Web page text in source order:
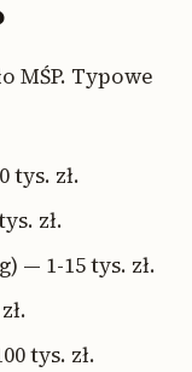
MŚP. Typowe
tys. zł.
zł.
— 1-15 tys. zł.
tys. zł.